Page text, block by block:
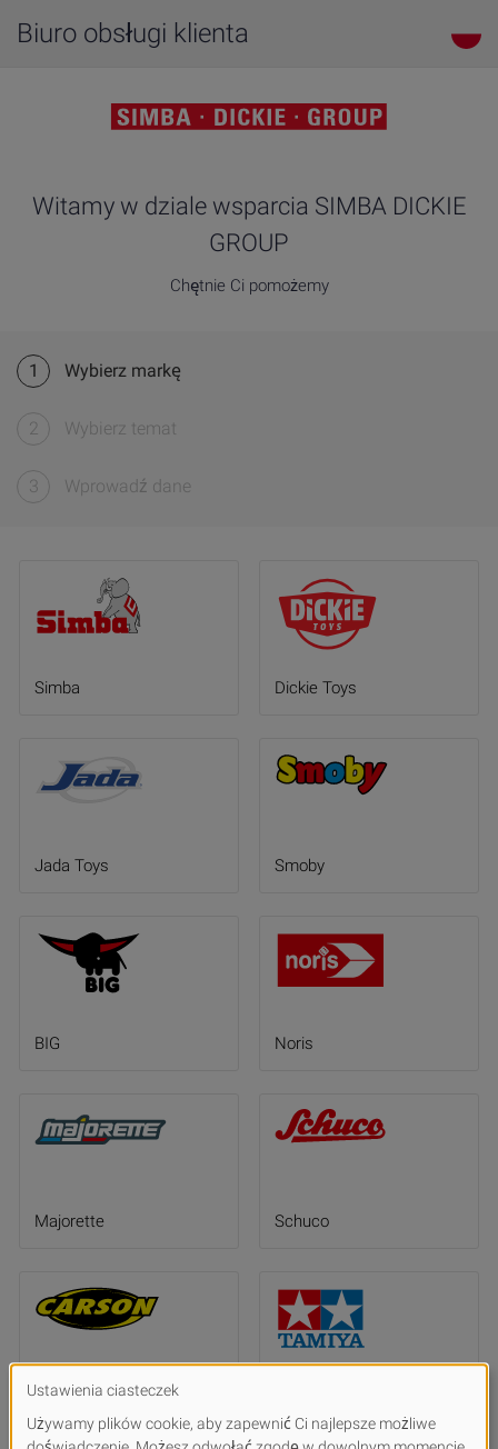
Biuro obsługi klienta
Witamy w dziale wsparcia SIMBA DICKIE
GROUP
Chętnie Ci pomożemy
1 Wybierz markę
2 Wybierz temat
3 Wprowadź dane
Simba Dickie Toys
Jada Toys Smoby
BIG Noris
Majorette Schuco
Carson